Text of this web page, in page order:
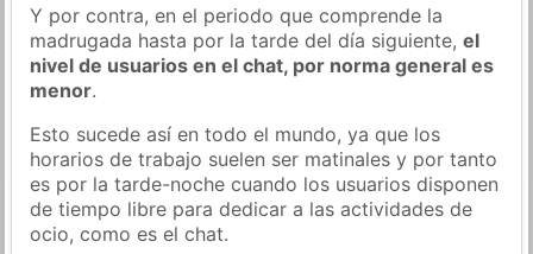
Y por contra, en el periodo que comprende la
madrugada hasta por la tarde del día siguiente,el
nivel de usuarios en el chat, por norma general es
menor.
Esto sucede así en todo el mundo, ya que los
horarios de trabajo suelen ser matinales y por tanto
es por la tarde-noche cuando los usuarios disponen
de tiempo libre para dedicar a las actividades de
ocio, como es el chat.